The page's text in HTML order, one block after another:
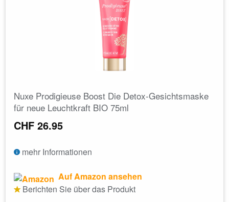
Nuxe Prodigieuse Boost Die Detox-Gesichtsmaske
für neue Leuchtkraft BIO 75ml
CHF 26.95
mehr Informationen
Auf Amazon ansehen
Berichten Sie über das Produkt